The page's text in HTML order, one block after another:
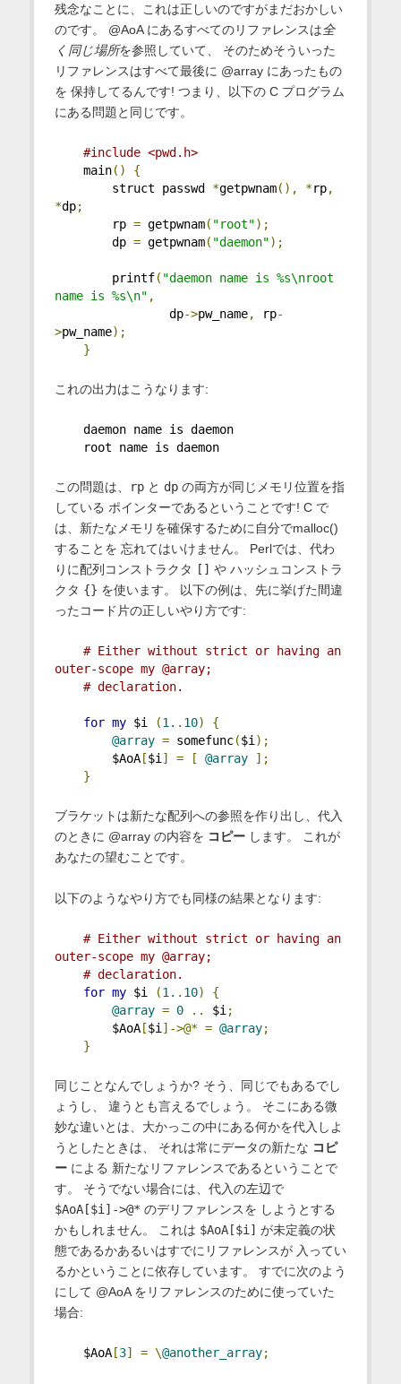
残念なことに、これは正しいのですがまだおかしい
のです。 @AoA にあるすべてのリファレンスは全
く同じ場所を参照していて、 そのためそういった
リファレンスはすべて最後に @array にあったもの
を 保持してるんです! つまり、以下の C プログラム
にある問題と同じです。
#include <pwd.h>
main()
{
struct passwd *getpwnam(), *rp,
*dp;
rp = getpwnam( "root");
dp = getpwnam( "daemon");
printf( "daemon name is %s\nroot
name is %s\n" ,
dp->pw_name, rp-
>pw_name);
}
これの出力はこうなります:
daemon name is daemon
root name is daemon
この問題は、 rpと dpの両方が同じメモリ位置を指
している ポインターであるということです! C で
は、新たなメモリを確保するために自分でmalloc()
することを 忘れてはいけません。 Perlでは、代わ
りに配列コンストラクタ
[] や ハッシュコンストラ
クタ {} を使います。 以下の例は、先に挙げた間違
ったコード片の正しいやり方です:
# Either without strict or having an
outer-scope my @array;
# declaration.
for my $i (1. . 10)
{
@array = somefunc($i );
$AoA[$i ] = [ @array
];
}
ブラケットは新たな配列への参照を作り出し、代入
のときに @array の内容を コピーします。 これが
あなたの望むことです。
以下のようなやり方でも同様の結果となります:
# Either without strict or having an
outer-scope my @array;
# declaration.
for my $i (1. . 10)
{
@array = 0 .. $i ;
$AoA[$i ]->@* = @array;
}
同じことなんでしょうか? そう、同じでもあるでし
ょうし、 違うとも言えるでしょう。 そこにある微
妙な違いとは、大かっこの中にある何かを代入しよ
うとしたときは、 それは常にデータの新たな コピ
ーによる 新たなリファレンスであるということで
す。 そうでない場合には、代入の左辺で
$AoA[$i]->@* のデリファレンスを しようとする
かもしれません。 これは $AoA[$i] が未定義の状
態であるかあるいはすでにリファレンスが 入ってい
るかということに依存しています。 すでに次のよう
にして @AoA をリファレンスのために使っていた
場合:
$AoA[3] = \@another_array;